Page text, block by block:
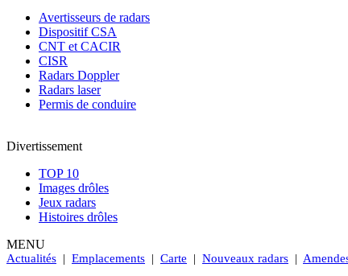
Avertisseurs de radars
Dispositif CSA
CNT et CACIR
CISR
Radars Doppler
Radars laser
Permis de conduire
Divertissement
TOP 10
Images drôles
Jeux radars
Histoires drôles
MENU
Actualités | Emplacements | Carte | Nouveaux radars |